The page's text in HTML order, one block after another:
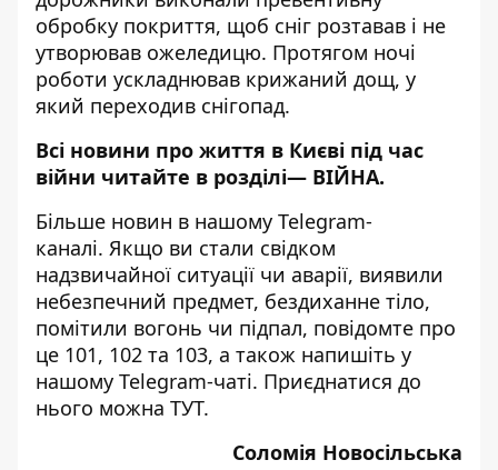
обробку покриття, щоб сніг розтавав і не
утворював ожеледицю. Протягом ночі
роботи ускладнював крижаний дощ, у
який переходив снігопад.
Всі новини про життя в Києві під час
війни читайте в розділі— ВІЙНА.
Більше новин в нашому Telegram-
каналі. Якщо ви стали свідком
надзвичайної ситуації чи аварії, виявили
небезпечний предмет, бездиханне тіло,
помітили вогонь чи підпал, повідомте про
це 101, 102 та 103, а також напишіть у
нашому Telegram-чаті. Приєднатися до
нього можна ТУТ.
Соломія Новосільська